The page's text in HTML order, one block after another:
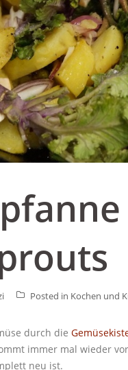
Posted in Kochen und
durch die
immer mal wieder
neu ist.